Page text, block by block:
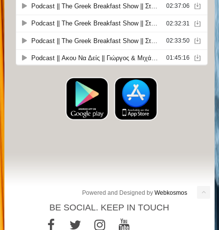
Powered and Designed byWebkosmos
BE SOCIAL. KEEP IN TOUCH